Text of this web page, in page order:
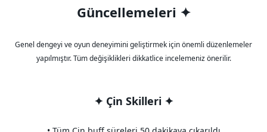
Güncellemeleri ✦
Genel dengeyi ve oyun deneyimini geliştirmek için önemli düzenlemeler
yapılmıştır. Tüm değişiklikleri dikkatlice incelemeniz önerilir.
✦ Çin Skilleri ✦